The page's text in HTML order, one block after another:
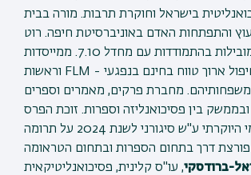
בישראל וחוקרת תרבות. מורה בבית
והתפתחות האדם באוניברסיטת חיפה. רוט
היא מהדמויות המובילות בהתמודדות עם מחדל 7.10. ממייסדות
וראשות FLM - ארגון אזרחי לטיפול ארוך טווח בחינם בנפגעי
ובני משפחותיהם. מחברת פרקים, מאמרים וספרים
ובממשק בין פסיכואנליזה וספרות. זוכת הפרס
הבינלאומי היוקרתי ע"ש סיגורני לשנת 2024 על תרומה
ברודסקי, עו"ס קלינית, פסיכואנליטיקאית